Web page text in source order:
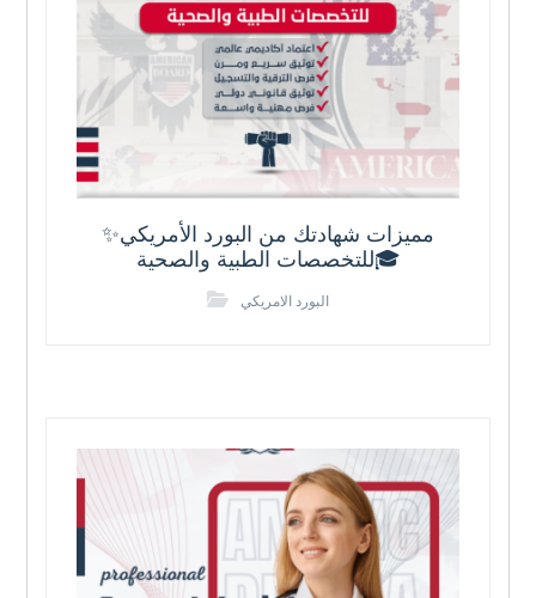
✨مميزات شهادتك من البورد الأمريكي
للتخصصات الطبية والصحية🎓
البورد الامريكي